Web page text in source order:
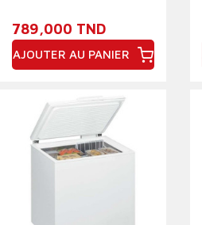
789,000 TND
AJOUTER AU PANIER